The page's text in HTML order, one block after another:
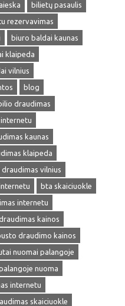
bilietų pasaulis
rezervavimas
biuro baldai kaunas
klaipeda
vilnius
blog
draudimas
kaunas
klaipeda
draudimas vilnius
bta skaiciuokle
internetu
kainos
draudimo kainos
nuomai palangoje
nuoma
internetu
skaiciuokle